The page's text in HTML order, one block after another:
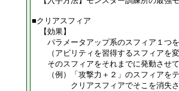
■クリアスフィア
【効果】
パラメータアップ系のスフィア１つを
（アビリティを習得するスフィアを変
そのスフィアをそれまでに発動させて
（例）「攻撃力＋２」のスフィアをテ
クリアスフィアでそこを消失させ